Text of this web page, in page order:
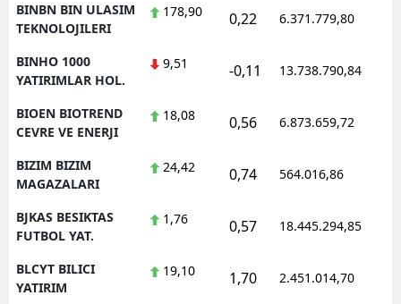
BINBN BIN ULASIM
TEKNOLOJILERI
178,90 0,22 6.371.779,80
BINHO 1000
YATIRIMLAR HOL.
9,51 -0,11 13.738.790,84
BIOEN BIOTREND
CEVRE VE ENERJI
18,08 0,56 6.873.659,72
BIZIM BIZIM
MAGAZALARI
24,42 0,74 564.016,86
BJKAS BESIKTAS
FUTBOL YAT.
1,76 0,57 18.445.294,85
BLCYT BILICI
YATIRIM
19,10 1,70 2.451.014,70